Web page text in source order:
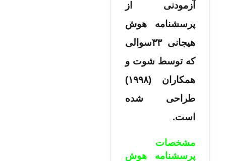
آزمودنی از
پرسشنامه هوش
هیجانی ۳۳سوالی
که توسط شوت و
همکاران (۱۹۹۸)
طراحی شده
است.
مشخصات
پرسشنامه هوش